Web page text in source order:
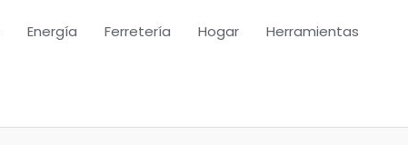
Energía Ferretería Hogar Herramientas